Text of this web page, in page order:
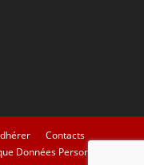
Contacts
Données Personnelles